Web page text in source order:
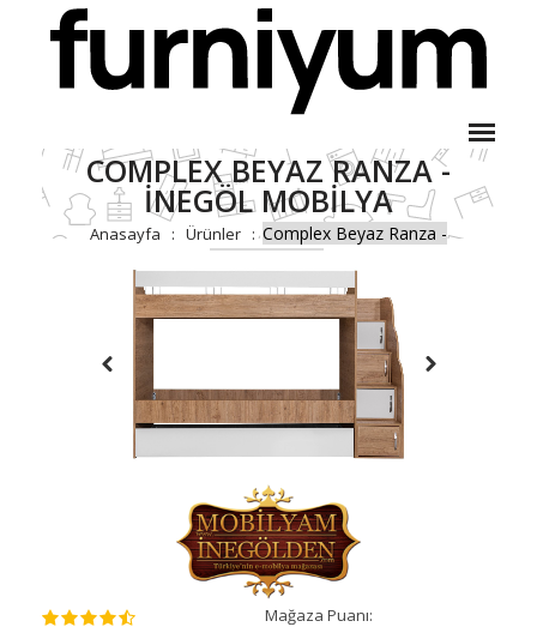
COMPLEX BEYAZ RANZA -
İNEGÖL MOBILYA
Anasayfa Ürünler
Complex Beyaz Ranza -
Mağaza Puanı: